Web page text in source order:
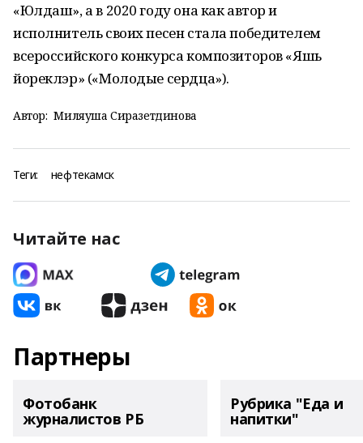
«Юлдаш», а в 2020 году она как автор и
исполнитель своих песен стала победителем
всероссийского конкурса композиторов «Яшь
йореклэр» («Молодые сердца»).
Автор: Миляуша Сиразетдинова
Теги: нефтекамск
Читайте нас
Партнеры
Фотобанк
журналистов РБ
Рубрика "Еда и
напитки"